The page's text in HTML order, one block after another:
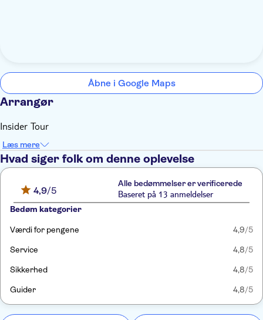
Åbne i Google Maps
Arrangør
Insider Tour
Læs mere
Hvad siger folk om denne oplevelse
4,9/5
Alle bedømmelser er verificerede
Baseret på 13 anmeldelser
Bedøm kategorier
Værdi for pengene 4,9/5
Service 4,8/5
Sikkerhed 4,8/5
Guider 4,8/5